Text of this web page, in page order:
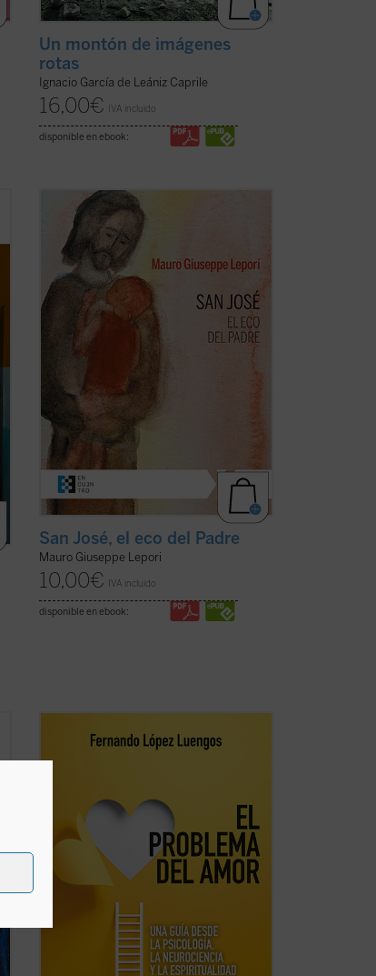
Un montón de imágenes
rotas
Ignacio García de Leániz Caprile
16,00€ IVA incluido
disponible en ebook:
San José fue llamado a materializar la
paternidad de Dios hacia el Hijo
encarnado. Una vocación, un camino,
vividos en el silencio, porque tendía a la
escucha de una Palabra que se hizo
Presencia en su casa. Con él, Dios Padre
no ha querido ...
(ver ficha)
San José, el eco del Padre
Mauro Giuseppe Lepori
10,00€ IVA incluido
disponible en ebook:
López Luengos parte de inquietudes y
preguntas de sus alumnos para explicar,
afectividad y el amor en sus diferentes
dimensiones y etapas. Para esta tarea se
apoya en grandes ...(ver ficha)